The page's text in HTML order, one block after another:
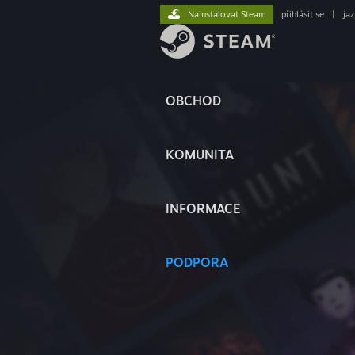
OBCHOD
KOMUNITA
INFORMACE
PODPORA
Nainstalovat Steam přihlásit se